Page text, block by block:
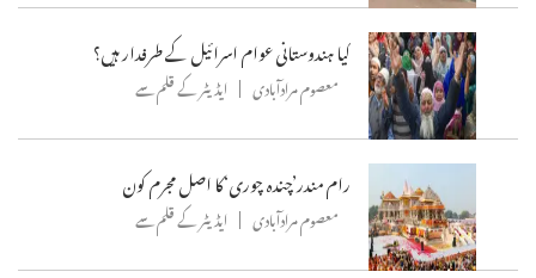
کیا ہندوستانی عوام اسرائیل کے طرفدار ہیں؟
معصوم مرادآبادی ایڈیٹر کے قلم سے
رام مندر’چندہ چوری‘کا اصل مجرم کون
معصوم مرادآبادی ایڈیٹر کے قلم سے